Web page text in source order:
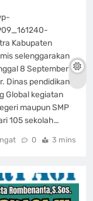
Kabupaten
selenggarakan
8 September
Dinas pendidikan
Global kegiatan
maupun SMP
105 sekolah…
0 3 mins